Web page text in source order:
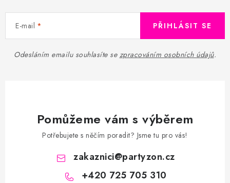
E-mail
Odesláním emailu souhlasíte se zpracováním osobních údajů.
PŘIHLÁSIT SE
Pomůžeme vám s výběrem
Potřebujete s něčím poradit? Jsme tu pro vás!
zakaznici@partyzon.cz
+420 725 705 310